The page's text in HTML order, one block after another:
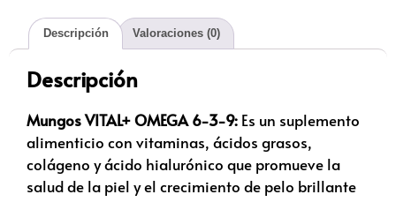
Descripción Valoraciones (0)
Descripción
Mungos VITAL+ OMEGA 6-3-9: Es un suplemento
alimenticio con vitaminas, ácidos grasos,
colágeno y ácido hialurónico que promueve la
salud de la piel y el crecimiento de pelo brillante